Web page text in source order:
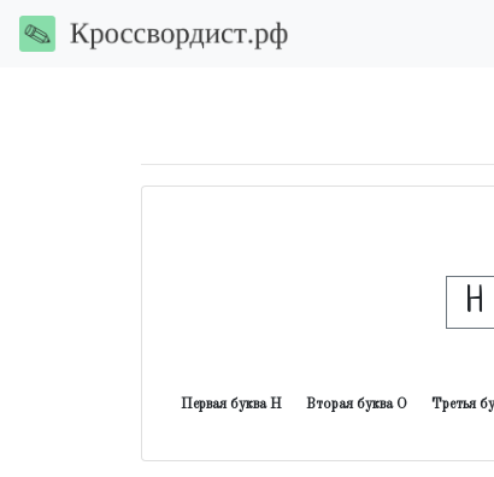
Н
Первая буква Н Вторая буква О Третья